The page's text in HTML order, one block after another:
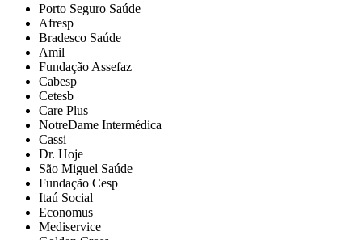
Porto Seguro Saúde
Afresp
Bradesco Saúde
Amil
Fundação Assefaz
Cabesp
Cetesb
Care Plus
NotreDame Intermédica
Cassi
Dr. Hoje
São Miguel Saúde
Fundação Cesp
Itaú Social
Economus
Mediservice